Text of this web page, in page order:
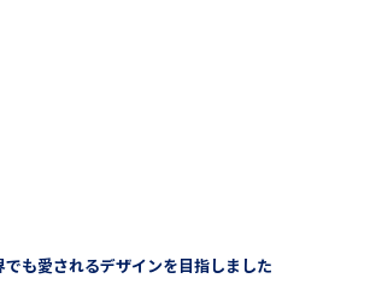
でも愛されるデザインを目指しました